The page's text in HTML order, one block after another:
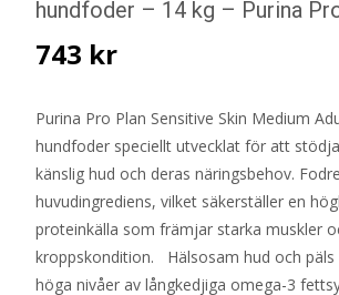
hundfoder – 14 kg – Purina
743 kr
Purina Pro Plan Sensitive Skin Medium
hundfoder speciellt utvecklat för att
känslig hud och deras näringsbehov.
huvudingrediens, vilket säkerställer en
proteinkälla som främjar starka muskler
kroppskondition. Hälsosam hud och päls
höga nivåer av långkedjiga omega-3